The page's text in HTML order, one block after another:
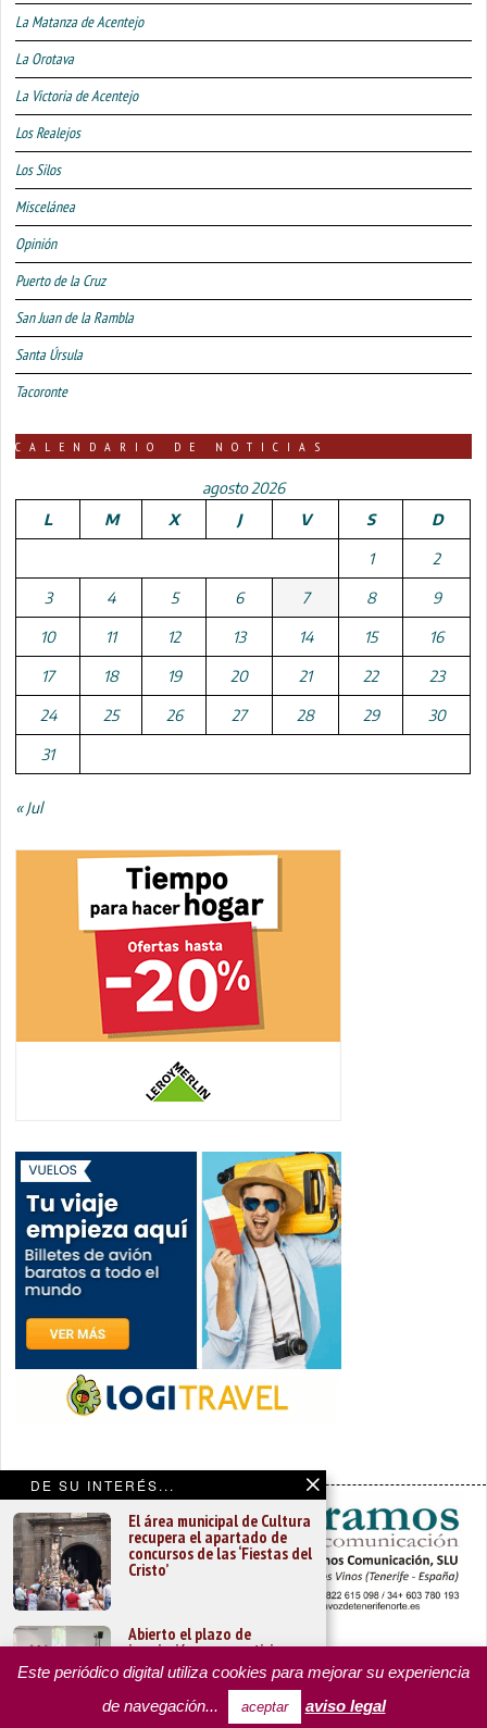
DE SU INTERÉS...
El área municipal de Cultura
recupera el apartado de
concursos de las ‘Fiestas del
Cristo’
Abierto el plazo de
inscripción para participar en
las jornadas técnicas de la
Fundación Canaria
Alhóndiga
La Matanza de Acentejo
La Orotava
La Victoria de Acentejo
Los Realejos
Los Silos
Miscelánea
Opinión
Puerto de la Cruz
San Juan de la Rambla
Santa Úrsula
Tacoronte
CALENDARIO DE NOTICIAS
agosto 2026
L
M X J V S D
1 2
3 4 5 6 7 8 9
10 11 12 13 14 15 16
17 18 19 20 21 22 23
24 25 26 27 28 29 30
31
« Jul
PORTADA YCODEN DAUTE (7)
VALLE DE LA OROTAVA (3)
ACENTEJO (5)
INSULAR REGIONAL
CULTURA
OPINIÓN
MISCELÁNEA
PROGRAMAS DE YCODEN DAUTE RADIO
TARIFA PUBLICITARIA
Este periódico digital utiliza cookies para mejorar su experiencia
de navegación...
aceptar aviso legal